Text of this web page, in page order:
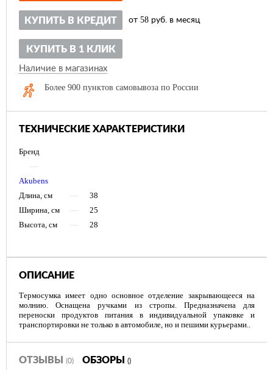
КУПИТЬ В КРЕДИТ от 58 руб. в месяц
КУПИТЬ В 1 КЛИК
Наличие в магазинах
Более 900 пунктов самовывоза по России
ТЕХНИЧЕСКИЕ ХАРАКТЕРИСТИКИ
Бренд
—
Akubens
Длина, см
—
38
Ширина, см
—
25
Высота, см
— 28
ОПИСАНИЕ
Термосумка имеет одно основное отделение закрывающееся на
молнию. Оснащена ручками из стропы. Предназначена для
переноски продуктов питания в индивидуальной упаковке и
транспортировки не только в автомобиле, но и пешими курьерами..
ОТЗЫВЫ (0) ОБЗОРЫ ()